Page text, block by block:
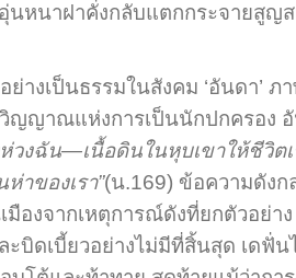
หนาฝาคั่งกลับแตกกระจายสูญ
างเป็นธรรมในสังคม ‘อันดา’
ญาณแห่งการเป็นนักปกครอง
วงฉัน—เนื้อดินในหุบเขาให้ชีวิต
าของเรา”(น.169) ข้อความดังก
องจากเหตุการณ์ดังที่ยกตัวอย่า
บิดเบี้ยวอย่างไม่มีที่สิ้นสุด เดฟั่น